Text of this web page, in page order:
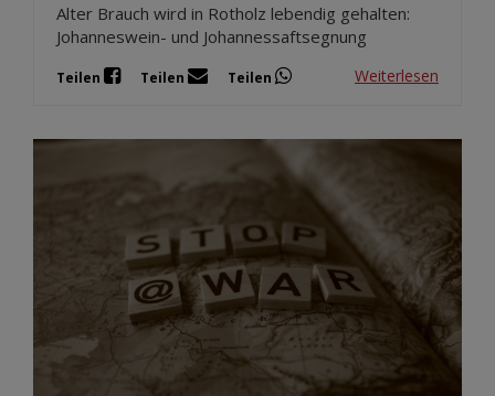
Alter Brauch wird in Rotholz lebendig gehalten:
Johanneswein- und Johannessaftsegnung
Teilen Teilen Teilen Weiterlesen